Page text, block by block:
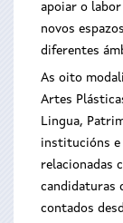
apoiar o labor
novos
diferentes
As oito
Artes
Lingua,
institucións e
relacionadas
candidaturas
contados